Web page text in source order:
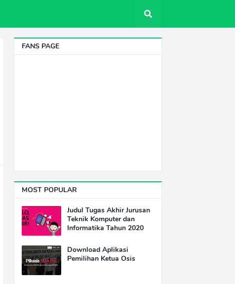
FANS PAGE
MOST POPULAR
Judul Tugas Akhir Jurusan
Teknik Komputer dan
Informatika Tahun 2020
Download Aplikasi
Pemilihan Ketua Osis